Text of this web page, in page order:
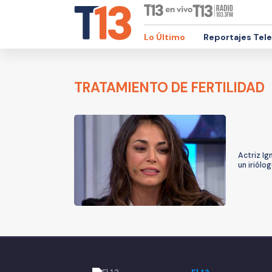
Lo Último Reportajes
TRATAMIENTO DE FERTILIDAD
Actriz
un